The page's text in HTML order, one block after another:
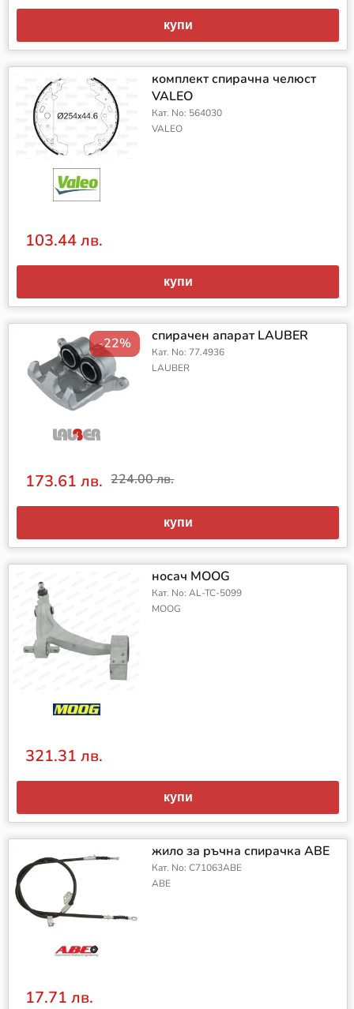
купи
комплект спирачна челюст
VALEO
Кат. No: 564030
VALEO
103.44 лв.
купи
-22% спирачен апарат LAUBER
Кат. No: 77.4936
LAUBER
173.61 лв. 224.00 лв.
купи
носач MOOG
Кат. No: AL-TC-5099
MOOG
321.31 лв.
купи
жило за ръчна спирачка ABE
Кат. No: C71063ABE
ABE
17.71 лв.